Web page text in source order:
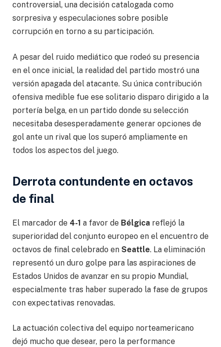
controversial, una decisión catalogada como
sorpresiva y especulaciones sobre posible
corrupción en torno a su participación.
A pesar del ruido mediático que rodeó su presencia
en el once inicial, la realidad del partido mostró una
versión apagada del atacante. Su única contribución
ofensiva medible fue ese solitario disparo dirigido a la
portería belga, en un partido donde su selección
necesitaba desesperadamente generar opciones de
gol ante un rival que los superó ampliamente en
todos los aspectos del juego.
Derrota contundente en octavos
de final
El marcador de 4-1 a favor de Bélgica reflejó la
superioridad del conjunto europeo en el encuentro de
octavos de final celebrado en Seattle. La eliminación
representó un duro golpe para las aspiraciones de
Estados Unidos de avanzar en su propio Mundial,
especialmente tras haber superado la fase de grupos
con expectativas renovadas.
La actuación colectiva del equipo norteamericano
dejó mucho que desear, pero la performance